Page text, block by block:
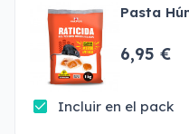
Pasta
6,95 €
Incluir en el pack